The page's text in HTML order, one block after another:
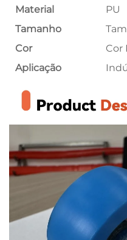
Material
PU
Tamanho
Cor
Cor
Aplicação